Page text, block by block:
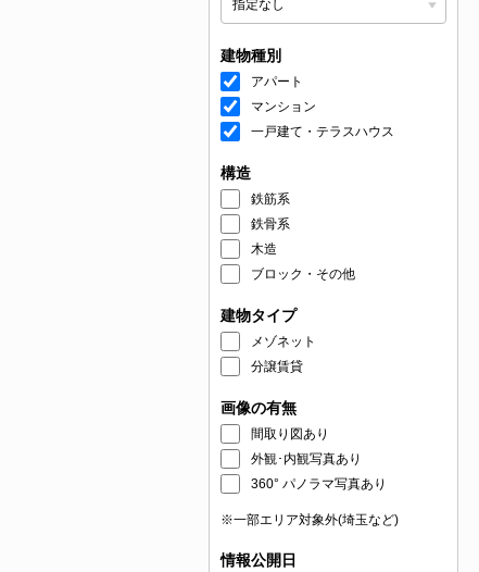
建物種別
アパート
マンション
一戸建て・テラスハウス
構造
鉄筋系
鉄骨系
木造
ブロック・その他
建物タイプ
メゾネット
分譲賃貸
画像の有無
間取り図あり
外観･内観写真あり
360° パノラマ写真あり
※一部エリア対象外(埼玉など)
情報公開日